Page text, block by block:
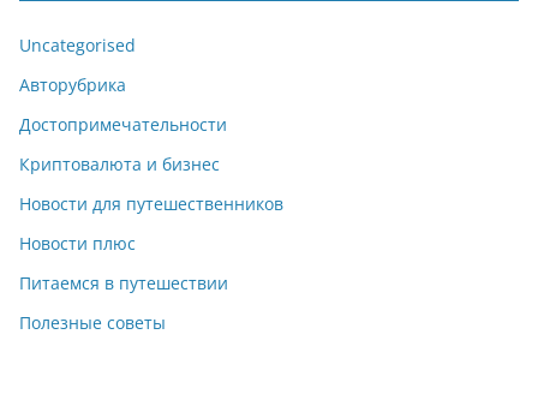
Uncategorised
Авторубрика
Достопримечательности
Криптовалюта и бизнес
Новости для путешественников
Новости плюс
Питаемся в путешествии
Полезные советы